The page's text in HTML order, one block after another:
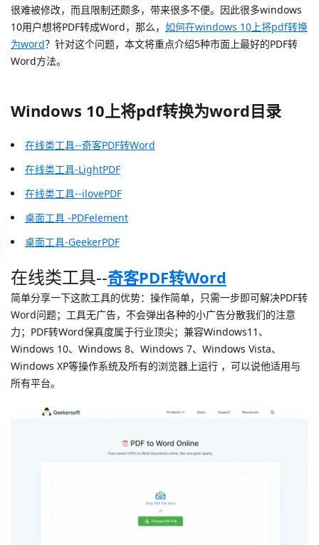
很难被修改，而且限制还颇多，带来很多不便。因此很多windows
10用户想将PDF转成Word，那么， 如何在windows 10上将pdf转换
为word？针对这个问题，本文将重点介绍5种市面上最好的PDF转
Word方法。
Windows 10上将pdf转换为word目录
在线类工具--奇客PDF转Word
在线类工具-LightPDF
在线类工具--ilovePDF
桌面工具 -PDFelement
桌面工具-GeekerPDF
在线类工具--奇客PDF转Word
简单分享一下这款工具的优势：操作简单，只需一步即可解决PDF转
Word问题；工具无广告，不会弹出各种的小广告分散我们的注意
力；PDF转Word保真度属于行业顶尖；兼容Windows11、
Windows 10、Windows 8、Windows 7、Windows Vista、
Windows XP等操作系统及所有的浏览器上运行 ，可以说他适用与
所有平台。